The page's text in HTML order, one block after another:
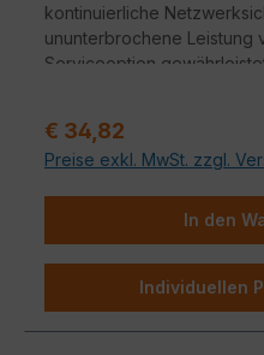
kontinuierliche
ununterbrochene Leistung
Serviceoption
Verkaufspreis:
€ 34,82
Preise exkl. MwSt. zzgl.
In den
Individuellen